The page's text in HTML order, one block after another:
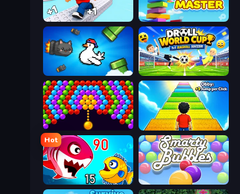
Speed per Click: Obby Slice Master
Honk Droll World Cup
Bubble Story Obby: +1 Jump per Click
Hot
Fish Eat Getting Big Smarty Bubbles